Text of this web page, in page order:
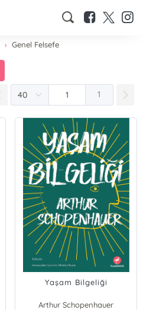
Genel Felsefe
1
Yaşam Bilgeliği
Arthur Schopenhauer